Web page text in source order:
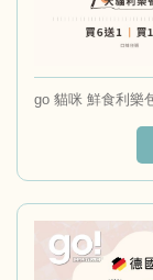
go 貓咪 鮮食利樂